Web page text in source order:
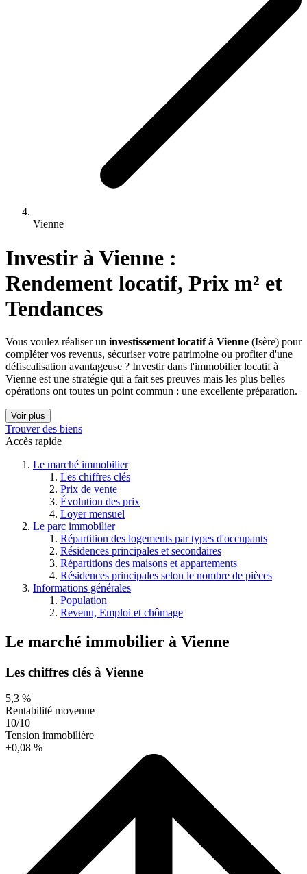
Vienne
Investir à Vienne :
Rendement locatif, Prix m² et
Tendances
Vous voulez réaliser un investissement locatif à Vienne (Isère) pour
compléter vos revenus, sécuriser votre patrimoine ou profiter d'une
défiscalisation avantageuse ? Investir dans l'immobilier locatif à
Vienne est une stratégie qui a fait ses preuves mais les plus belles
opérations ont toutes un point commun : une excellente préparation.
Voir plus
Trouver des biens
Accès rapide
Le marché immobilier
Les chiffres clés
Prix de vente
Évolution des prix
Loyer mensuel
Le parc immobilier
Répartition des logements par types d'occupants
Résidences principales et secondaires
Répartitions des maisons et appartements
Résidences principales selon le nombre de pièces
Informations générales
Population
Revenu, Emploi et chômage
Le marché immobilier à Vienne
Les chiffres clés à Vienne
5,3 %
Rentabilité moyenne
10/10
Tension immobilière
+0,08 %